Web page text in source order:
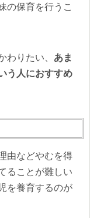
の保育を行うこ
わりたい、 あま
う人におすすめ
由などやむを得
ることが難しい
を養育するのが